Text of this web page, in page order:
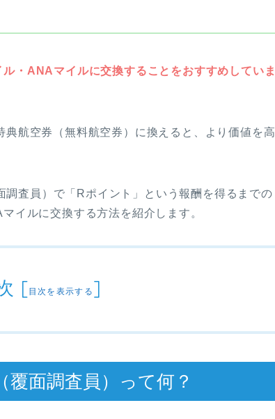
・ANAマイルに交換することをおすすめしていま
航空券（無料航空券）に換えると、より価値を高
調査員）で「Rポイント」という報酬を得るまでの
イルに交換する方法を紹介します。
[目次を表示する ]
面調査員）って何？